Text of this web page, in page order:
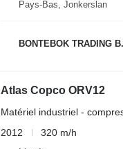
Pays-Bas, Jonkerslan
BONTEBOK TRADING
Atlas Copco ORV12
Matériel industriel -
2012
320 m/h